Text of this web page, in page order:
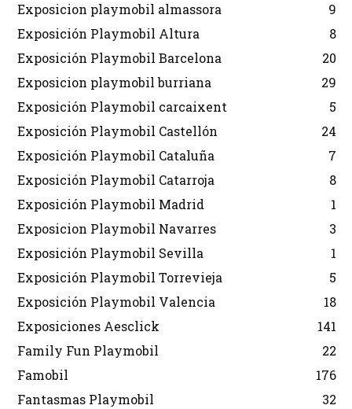
Exposicion playmobil almassora
9
Exposición Playmobil Altura
8
Exposición Playmobil Barcelona
20
Exposicion playmobil burriana
29
Exposición Playmobil carcaixent
5
Exposición Playmobil Castellón
24
Exposición Playmobil Cataluña
7
Exposición Playmobil Catarroja
8
Exposición Playmobil Madrid
1
Exposicion Playmobil Navarres
3
Exposición Playmobil Sevilla
1
Exposición Playmobil Torrevieja
5
Exposición Playmobil Valencia
18
Exposiciones Aesclick
141
Family Fun Playmobil
22
Famobil
176
Fantasmas Playmobil
32